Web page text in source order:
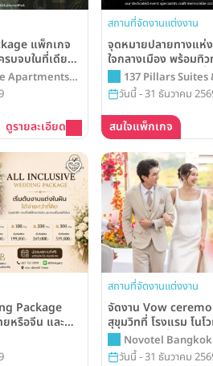
แพ็กเกจ
บจบในที่เดียว
าก Marriott
Sukhumvit
Apartments
ดูรายละเอียด
สถานที่จัดงานแต่งงาน
จุดหมายปลายทางแห่
ใจกลางเมือง พร้อมทิ
อันงดงาม แพ็กเกจเริ่
บาท ณ 137 พิลลาร์ สวี
เดนซ์ กรุงเทพฯ
137 Pillars Suites
Bangkok
วันนี้ - 31 ธันวาคม
สนใจแพ็กเกจ
Package
หรือจีน และ
เพียง
ม The Legacy
สถานที่จัดงานแต่งงาน
จัดงาน Vow
สุขุมวิทที่ โรงแรม โนโ
สุขุมวิท 20 เริ่มต้นเพี
Novotel
วันนี้ - 31 ธันวาคม